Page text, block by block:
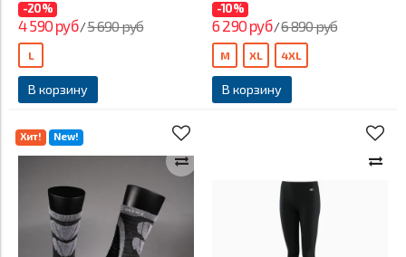
-20%
4 590 руб/5 690 руб
В корзину
L
-10%
6 290 руб/6 890 руб
В корзину
M XL 4XL
Хит! New!